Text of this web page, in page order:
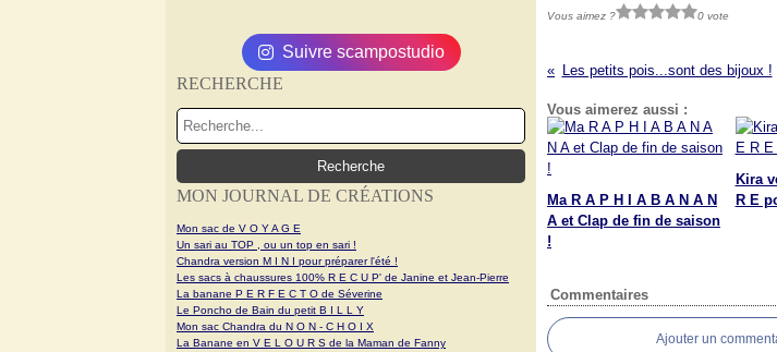
Suivre scampostudio
RECHERCHE
MON JOURNAL DE CRÉATIONS
Mon sac de V O Y A G E
Un sari au TOP , ou un top en sari !
Chandra version M I N I pour préparer l'été !
Les sacs à chaussures 100% R E C U P' de Janine et Jean-Pierre
La banane P E R F E C T O de Séverine
Le Poncho de Bain du petit B I L L Y
Mon sac Chandra du N O N - C H O I X
La Banane en V E L O U R S de la Maman de Fanny
Vous aimez ? 0 vote
Les petits pois...sont des bijoux !
Vous aimerez aussi :
Ma R A P H I A B A N A N
A et Clap de fin de saison
!
Kira
R E
Commentaires
Ajouter un